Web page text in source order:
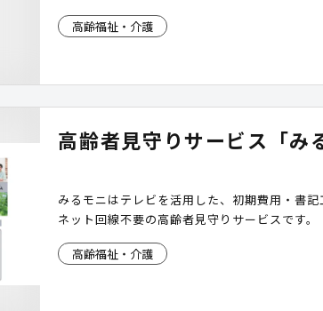
高齢福祉・介護
高齢者見守りサービス「み
みるモニはテレビを活用した、初期費用・書
ネット回線不要の高齢者見守りサービスです。
高齢福祉・介護